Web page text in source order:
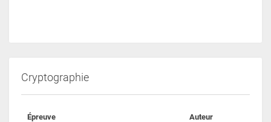
Cryptographie
Épreuve Auteur